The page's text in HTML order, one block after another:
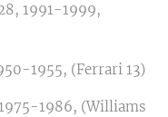
1991-1999,
1955, (Ferrari 13)
1986, (Williams